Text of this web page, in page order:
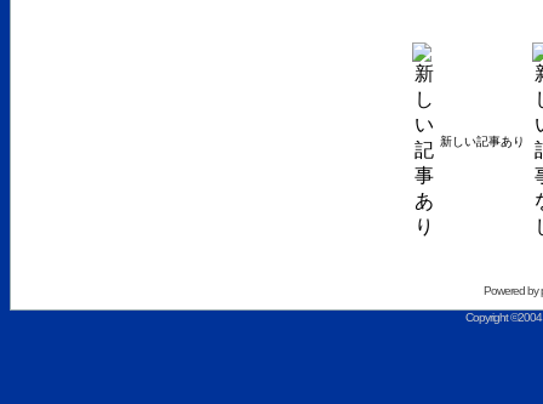
新しい記事あり
Powered by
Copyright ©2004